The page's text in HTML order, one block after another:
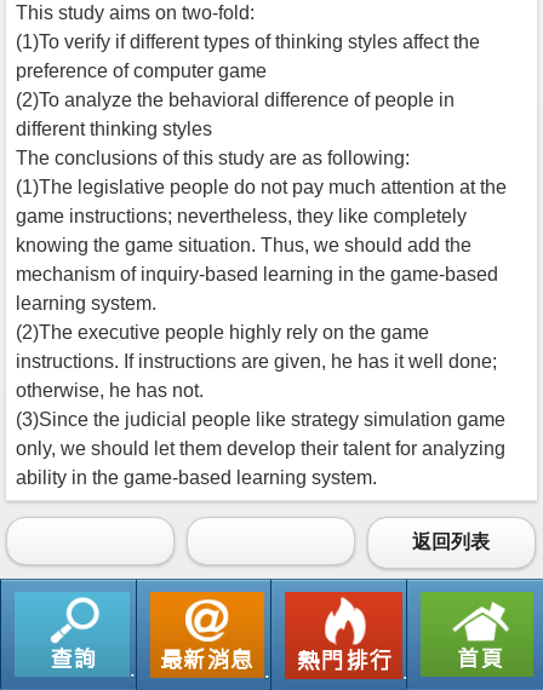
This study aims on two-fold:
(1)To verify if different types of thinking styles affect the
preference of computer game
(2)To analyze the behavioral difference of people in
different thinking styles
The conclusions of this study are as following:
(1)The legislative people do not pay much attention at the
game instructions; nevertheless, they like completely
knowing the game situation. Thus, we should add the
mechanism of inquiry-based learning in the game-based
learning system.
(2)The executive people highly rely on the game
instructions. If instructions are given, he has it well done;
otherwise, he has not.
(3)Since the judicial people like strategy simulation game
only, we should let them develop their talent for analyzing
ability in the game-based learning system.
返回列表